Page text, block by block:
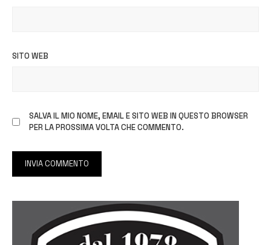
SITO WEB
SALVA IL MIO NOME, EMAIL E SITO WEB IN QUESTO BROWSER
PER LA PROSSIMA VOLTA CHE COMMENTO.